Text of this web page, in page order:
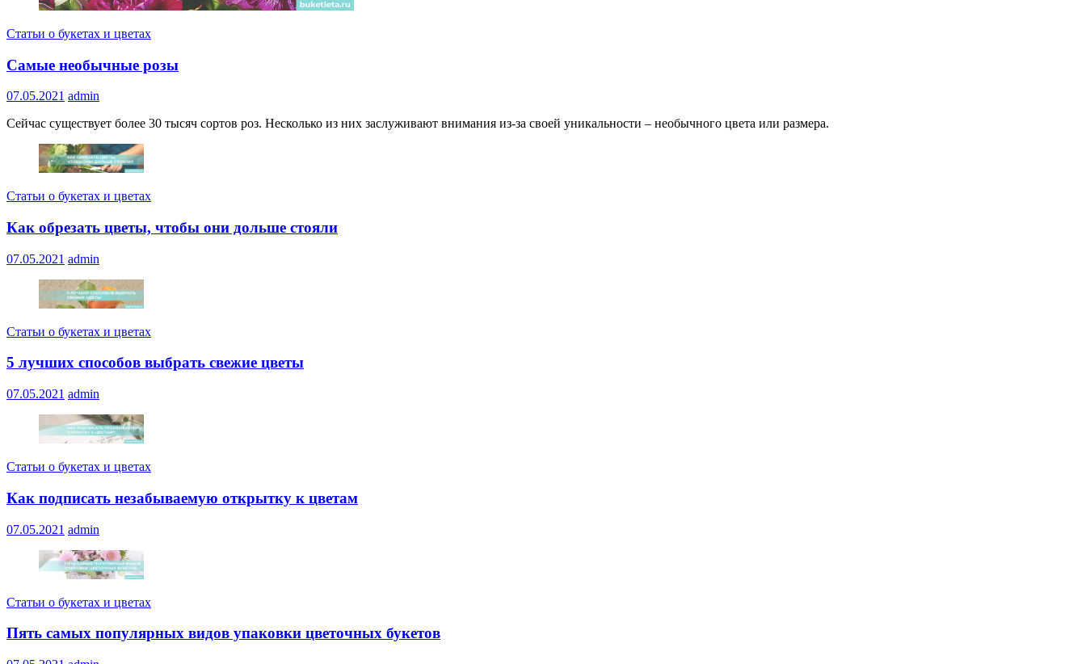
Статьи о букетах и цветах
Самые необычные розы
07.05.2021 admin
Сейчас существует более 30 тысяч сортов роз. Несколько из них заслуживают внимания из-за своей уникальности – необычного цвета или размера.
Статьи о букетах и цветах
Как обрезать цветы, чтобы они дольше стояли
07.05.2021 admin
Статьи о букетах и цветах
5 лучших способов выбрать свежие цветы
07.05.2021 admin
Статьи о букетах и цветах
Как подписать незабываемую открытку к цветам
07.05.2021 admin
Статьи о букетах и цветах
Пять самых популярных видов упаковки цветочных букетов